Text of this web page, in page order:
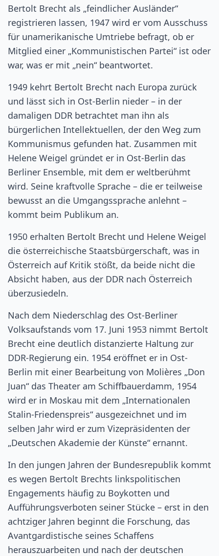
Bertolt Brecht als „feindlicher Ausländer“
registrieren lassen, 1947 wird er vom Ausschuss
für unamerikanische Umtriebe befragt, ob er
Mitglied einer „Kommunistischen Partei“ ist oder
war, was er mit „nein“ beantwortet.
1949 kehrt Bertolt Brecht nach Europa zurück
und lässt sich in Ost-Berlin nieder – in der
damaligen DDR betrachtet man ihn als
bürgerlichen Intellektuellen, der den Weg zum
Kommunismus gefunden hat. Zusammen mit
Helene Weigel gründet er in Ost-Berlin das
Berliner Ensemble, mit dem er weltberühmt
wird. Seine kraftvolle Sprache – die er teilweise
bewusst an die Umgangssprache anlehnt –
kommt beim Publikum an.
1950 erhalten Bertolt Brecht und Helene Weigel
die österreichische Staatsbürgerschaft, was in
Österreich auf Kritik stößt, da beide nicht die
Absicht haben, aus der DDR nach Österreich
überzusiedeln.
Nach dem Niederschlag des Ost-Berliner
Volksaufstands vom 17. Juni 1953 nimmt Bertolt
Brecht eine deutlich distanzierte Haltung zur
DDR-Regierung ein. 1954 eröffnet er in Ost-
Berlin mit einer Bearbeitung von Molières „Don
Juan“ das Theater am Schiffbauerdamm, 1954
wird er in Moskau mit dem „Internationalen
Stalin-Friedenspreis“ ausgezeichnet und im
selben Jahr wird er zum Vizepräsidenten der
„Deutschen Akademie der Künste“ ernannt.
In den jungen Jahren der Bundesrepublik kommt
es wegen Bertolt Brechts linkspolitischen
Engagements häufig zu Boykotten und
Aufführungsverboten seiner Stücke – erst in den
achtziger Jahren beginnt die Forschung, das
Avantgardistische seines Schaffens
herauszuarbeiten und nach der deutschen